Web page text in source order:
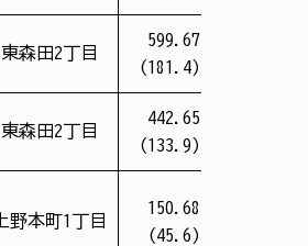
東森田2丁目
599.67
(181.4)
東森田2丁目
442.65
(133.9)
上野本町1丁目
150.68
(45.6)